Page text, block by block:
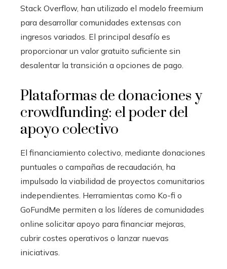
Stack Overflow, han utilizado el modelo freemium
para desarrollar comunidades extensas con
ingresos variados. El principal desafío es
proporcionar un valor gratuito suficiente sin
desalentar la transición a opciones de pago.
Plataformas de donaciones y
crowdfunding: el poder del
apoyo colectivo
El financiamiento colectivo, mediante donaciones
puntuales o campañas de recaudación, ha
impulsado la viabilidad de proyectos comunitarios
independientes. Herramientas como Ko-fi o
GoFundMe permiten a los líderes de comunidades
online solicitar apoyo para financiar mejoras,
cubrir costes operativos o lanzar nuevas
iniciativas.